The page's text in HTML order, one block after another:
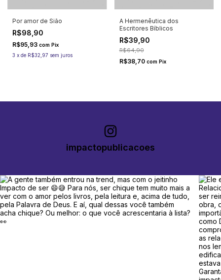
Por amor de Sião
R$98,90
R$95,93 com Pix
3 x de R$32,97 sem juros
A Hermenêutica dos
Escritores Bíblicos
R$39,90
R$64,90
R$38,70 com Pix
impactopublicacoes